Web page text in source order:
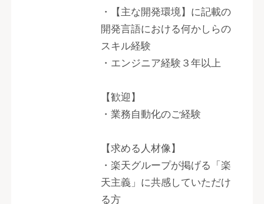
・【主な開発環境】に記載の
開発言語における何かしらの
スキル経験
・エンジニア経験３年以上
【歓迎】
・業務自動化のご経験
【求める人材像】
・楽天グループが掲げる「楽
天主義」に共感していただけ
る方